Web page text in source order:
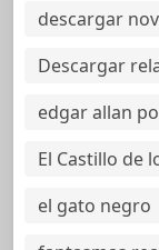
descargar
Descargar
edgar allan
El Castillo de
el gato negro